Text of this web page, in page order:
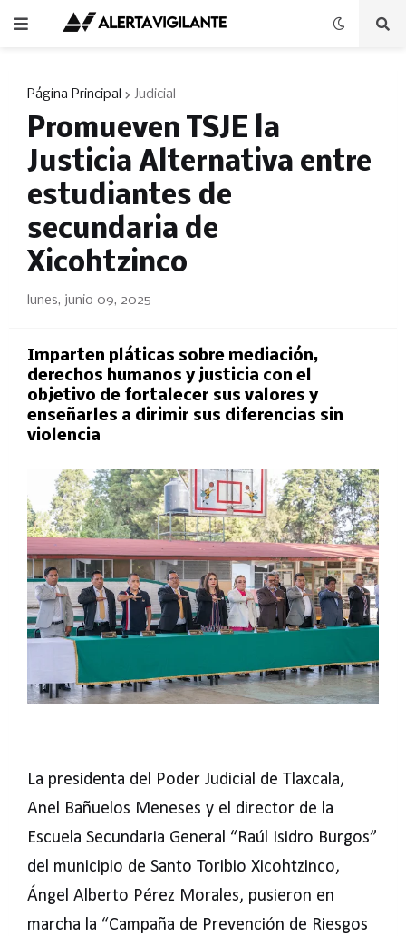
Página Principal Judicial
Promueven TSJE la
Justicia Alternativa entre
estudiantes de
secundaria de
Xicohtzinco
lunes, junio 09, 2025
Imparten pláticas sobre mediación,
derechos humanos y justicia con el
objetivo de fortalecer sus valores y
enseñarles a dirimir sus diferencias sin
violencia
La presidenta del Poder Judicial de Tlaxcala,
Anel Bañuelos Meneses y el director de la
Escuela Secundaria General “Raúl Isidro Burgos”
del municipio de Santo Toribio Xicohtzinco,
Ángel Alberto Pérez Morales, pusieron en
marcha la “Campaña de Prevención de Riesgos